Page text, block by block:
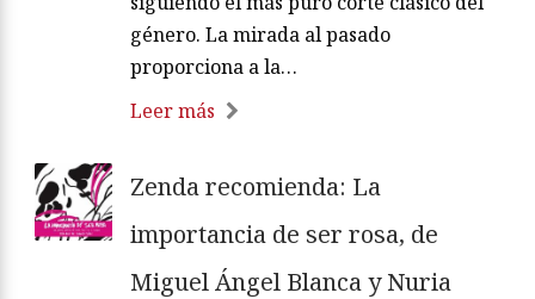
género. La mirada al pasado
proporciona a la…
Leer más
Zenda recomienda: La
importancia de ser rosa, de
Miguel Ángel Blanca y Nuria